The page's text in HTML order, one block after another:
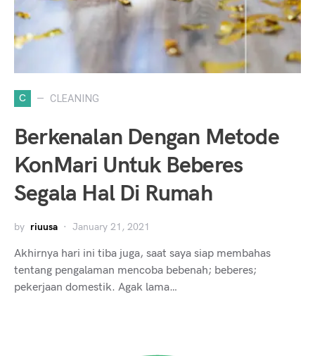
C CLEANING
Berkenalan Dengan Metode
KonMari Untuk Beberes
Segala Hal Di Rumah
by riuusa January 21, 2021
Akhirnya hari ini tiba juga, saat saya siap membahas
tentang pengalaman mencoba bebenah; beberes;
pekerjaan domestik. Agak lama…